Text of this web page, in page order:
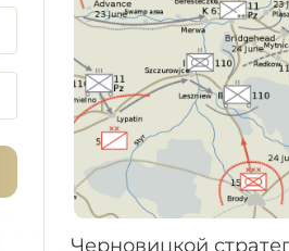
Черновицкой